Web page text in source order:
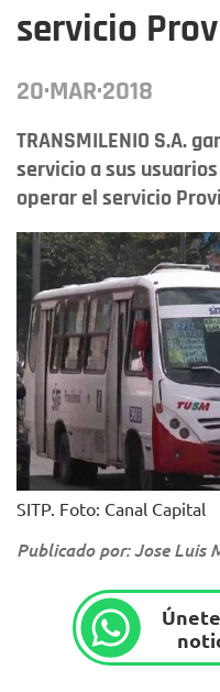
servicio
20·MAR·2018
TRANSMILENIO S.A.
servicio a sus
operar el servicio
SITP. Foto: Canal Capital
Publicado por: Jose Luis